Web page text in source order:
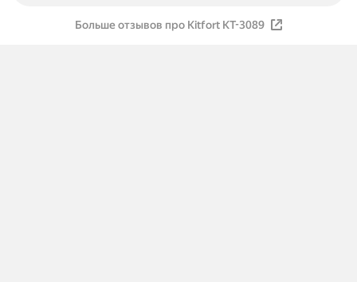
Больше отзывов про Kitfort КТ-3089